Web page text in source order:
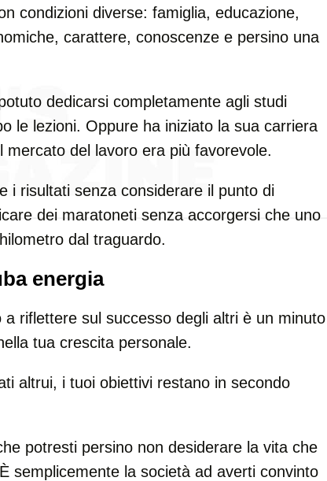
condizioni diverse: famiglia, educazione,
carattere, conoscenze e persino una
dedicarsi completamente agli studi
le lezioni. Oppure ha iniziato la sua carriera
mercato del lavoro era più favorevole.
i risultati senza considerare il punto di
dei maratoneti senza accorgersi che uno
dal traguardo.
energia
riflettere sul successo degli altri è un minuto
tua crescita personale.
altrui, i tuoi obiettivi restano in secondo
potresti persino non desiderare la vita che
semplicemente la società ad averti convinto